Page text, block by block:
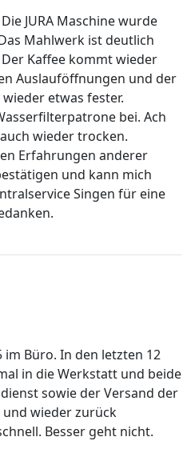
JURA Maschine wurde
Mahlwerk ist deutlich
Kaffee kommt wieder
Auslauföffnungen und der
etwas fester.
bei. Ach
wieder trocken.
Erfahrungen anderer
und kann mich
Singen für eine
im Büro. In den letzten 12
in die Werkstatt und beide
sowie der Versand der
wieder zurück
Besser geht nicht.